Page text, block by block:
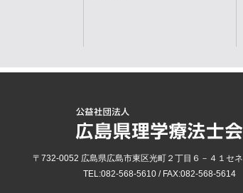
〒732-0052 広島県広島市東区光町２丁目６－４１セ
TEL:082-568-5610/ FAX:082-568-5614